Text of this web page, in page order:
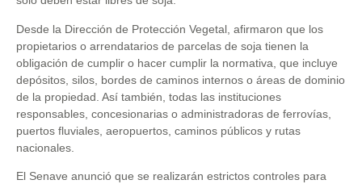
Desde la Dirección de Protección Vegetal, afirmaron que los
propietarios o arrendatarios de parcelas de soja tienen la
obligación de cumplir o hacer cumplir la normativa, que incluye
depósitos, silos, bordes de caminos internos o áreas de dominio
de la propiedad. Así también, todas las instituciones
responsables, concesionarias o administradoras de ferrovías,
puertos fluviales, aeropuertos, caminos públicos y rutas
nacionales.
El Senave anunció que se realizarán estrictos controles para